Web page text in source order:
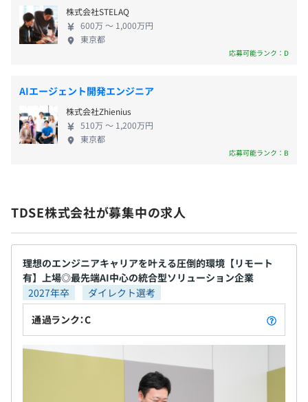
有給休暇（入社日に13日付与、付与日数は入社月により
変動、即日使用可、終日もしくは半日の取得可）
休日出勤手当、深夜勤務手当、通勤費全額支給
各種社会保険完備
無期雇用
有（6ヶ月）※試用期間中の勤務条件に変更無
データサイエンティストやエンジニアが、さまざま
な業界・業種の企業における課題解決をおこなうコ
ンサルティングサービスを提供しています。 そのほ
の業務改革や新事業創造を支援しています。 事業サ
ービスは ①「AIノウハウを軸としたコンサルティ
ングサービス（フロー型）」と 「AI製品等によるプ
ロダクトサービス（ストック型）」の2軸で展開して
活用のテーマ抽出〜データ分析〜AIシステム実装〜
教育まで一気通貫したコンサルティングサービスを
提供しています。 ②「AI製品等によるプロダクトサ
ービス（ストック型）」 自社AI製品「TDSE」シリー
ズや他社AI製品などの製品販売、または業務特有のAI
モジュールを顧客企業向けに展開するプロダクトサ
ービスを推進しています。
株式会社STELAQ
600万 〜 1,000万円
東京都
応募可能ランク：D
AIエージェント開発エンジニア
株式会社Zhienius
510万 〜 1,200万円
東京都
応募可能ランク：B
TDSE株式会社が募集中の求人
理想のエンジニアキャリアを叶える圧倒的環境【リモート
有】上場◎最先端AI中心の統合型ソリューション企業
2027年卒
ダイレクト選考
通過ランク：C